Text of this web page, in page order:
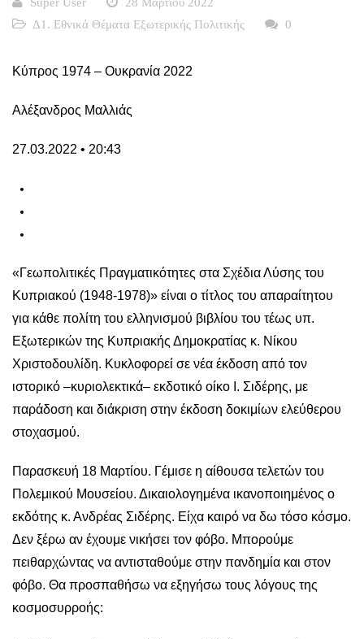
Δ1. Εθνικά Θέματα Εξωτερικής Πολιτικής
0
Κύπρος 1974 – Ουκρανία 2022
Αλέξανδρος Μαλλιάς
27.03.2022 • 20:43
«Γεωπολιτικές Πραγµατικότητες στα Σχέδια Λύσης του
Κυπριακού (1948-1978)» είναι ο τίτλος του απαραίτητου
για κάθε πολίτη του ελληνισμού βιβλίου του τέως υπ.
Εξωτερικών της Κυπριακής Δημοκρατίας κ. Νίκου
Χριστοδουλίδη. Κυκλοφορεί σε νέα έκδοση από τον
ιστορικό –κυριολεκτικά– εκδοτικό οίκο Ι. Σιδέρης, με
παράδοση και διάκριση στην έκδοση δοκιμίων ελεύθερου
στοχασμού.
Παρασκευή 18 Μαρτίου. Γέμισε η αίθουσα τελετών του
Πολεμικού Μουσείου. Δικαιολογημένα ικανοποιημένος ο
εκδότης κ. Ανδρέας Σιδέρης. Είχα καιρό να δω τόσο κόσμο.
Δεν ξέρω αν έχουμε νικήσει τον φόβο. Μπορούμε
πειθαρχώντας να αντισταθούμε στην πανδημία και στον
φόβο. Θα προσπαθήσω να εξηγήσω τους λόγους της
κοσμοσυρροής: